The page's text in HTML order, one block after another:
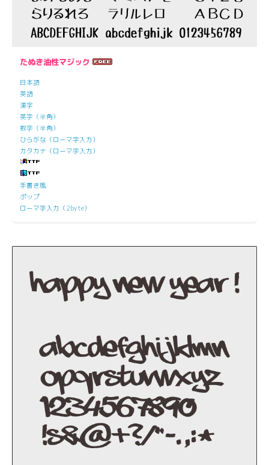
たぬき油性マジック
日本語
英語
漢字
英字（半角）
数字（半角）
ひらがな（ローマ字入力）
カタカナ（ローマ字入力）
手書き風
ポップ
ローマ字入力（2byte）